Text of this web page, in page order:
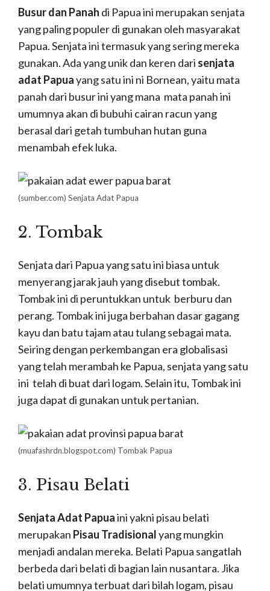
Busur dan Panah di Papua ini merupakan senjata
yang paling populer di gunakan oleh masyarakat
Papua. Senjata ini termasuk yang sering mereka
gunakan. Ada yang unik dan keren dari senjata
adat Papuayang satu ini ni Bornean, yaitu mata
panah dari busur ini yang mana mata panah ini
umumnya akan di bubuhi cairan racun yang
berasal dari getah tumbuhan hutan guna
menambah efek luka.
(sumber.com) Senjata Adat Papua
2. Tombak
Senjata dari Papua yang satu ini biasa untuk
menyerang jarak jauh yang disebut tombak.
Tombak ini di peruntukkan untuk berburu dan
perang. Tombak ini juga berbahan dasar gagang
kayu dan batu tajam atau tulang sebagai mata.
Seiring dengan perkembangan era globalisasi
yang telah merambah ke Papua, senjata yang satu
ini telah di buat dari logam. Selain itu, Tombak ini
juga dapat di gunakan untuk pertanian.
(muafashrdn.blogspot.com) Tombak Papua
3. Pisau Belati
Senjata Adat Papuaini yakni pisau belati
merupakan Pisau Tradisionalyang mungkin
menjadi andalan mereka. Belati Papua sangatlah
berbeda dari belati di bagian lain nusantara. Jika
belati umumnya terbuat dari bilah logam, pisau